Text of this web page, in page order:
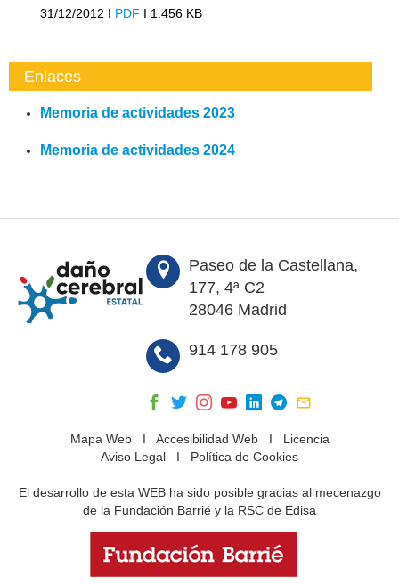
31/12/2012 I PDF I 1.456 KB
Enlaces
Memoria de actividades 2023
Memoria de actividades 2024
Paseo de la Castellana,
177, 4ª C2
28046 Madrid
914 178 905
Mapa WebI Accesibilidad WebI Licencia
Aviso Legal I Política de Cookies
El desarrollo de esta WEB ha sido posible gracias al mecenazgo
de la Fundación Barrié y la RSC de Edisa